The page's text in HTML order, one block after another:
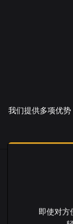
我们提供多项优势
即使对方